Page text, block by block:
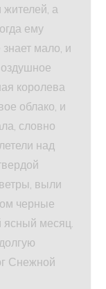
жителей, а
ему
мало, и
королева
облако, и
словно
над
выли
черные
ясный месяц.
Снежной